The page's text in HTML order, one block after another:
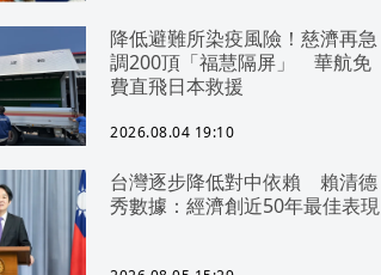
降低避難所染疫風險！慈濟再急
調200頂「福慧隔屏」 華航免
費直飛日本救援
2026.08.04 19:10
台灣逐步降低對中依賴 賴清德
秀數據：經濟創近50年最佳表現